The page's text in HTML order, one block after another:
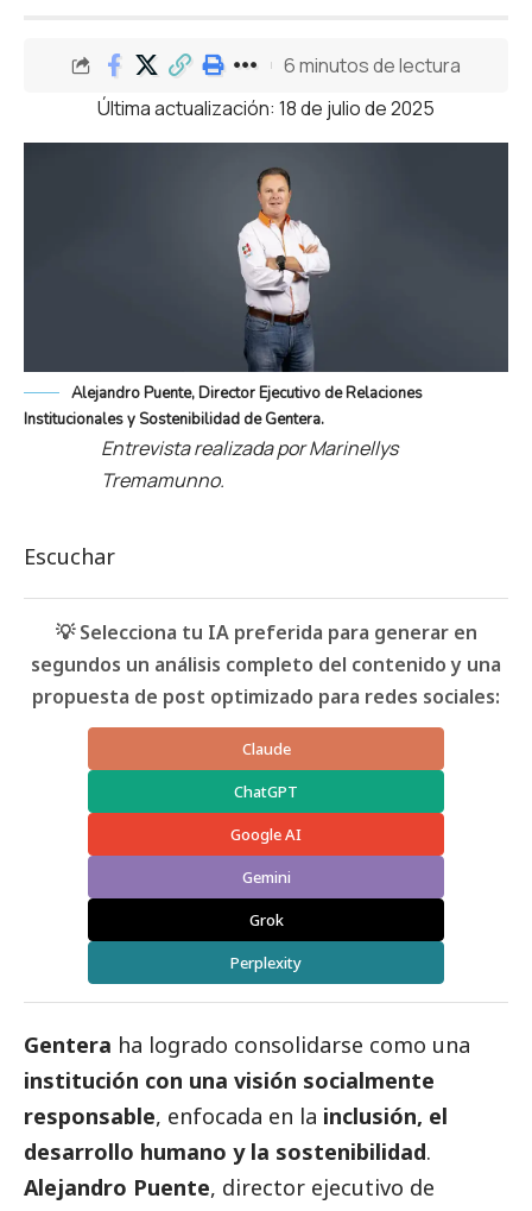
Última actualización: 18 de julio de 2025
6 minutos de lectura
Alejandro Puente, Director Ejecutivo de Relaciones
Institucionales y Sostenibilidad de Gentera.
Entrevista realizada por Marinellys
Tremamunno.
Escuchar
💡 Selecciona tu IA preferida para generar en
segundos un análisis completo del contenido y una
propuesta de post optimizado para redes sociales:
Claude
ChatGPT
Google AI
Gemini
Grok
Perplexity
Gentera ha logrado consolidarse como una
institución con una visión socialmente
responsable, enfocada en la inclusión, el
desarrollo humano y la sostenibilidad.
Alejandro Puente, director ejecutivo de